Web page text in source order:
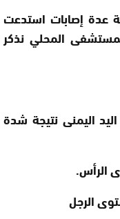
عدة إصابات استدعت
المحلي نذكر
اليمنى نتيجة شدة
الرأس.
الرجل